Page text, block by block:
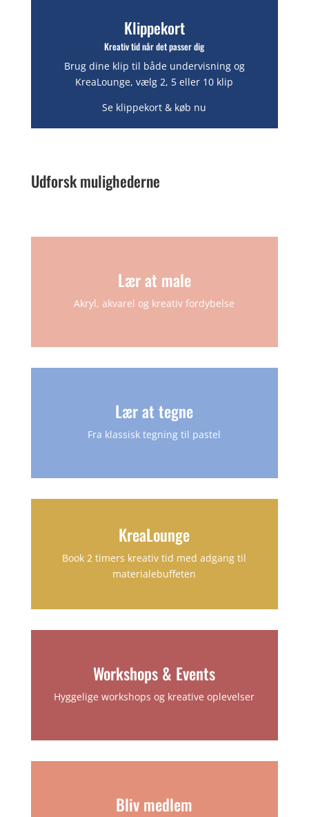
Klippekort
Kreativ tid når det passer dig
Brug dine klip til både undervisning og
KreaLounge, vælg 2, 5 eller 10 klip
Se klippekort & køb nu
Udforsk mulighederne
Lær at male
Akryl, akvarel og kreativ fordybelse
Lær at tegne
Fra klassisk tegning til pastel
KreaLounge
Book 2 timers kreativ tid med adgang til
materialebuffeten
Workshops & Events
Hyggelige workshops og kreative oplevelser
Bliv medlem